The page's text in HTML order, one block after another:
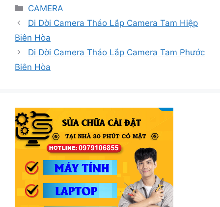
Danh
mục
CAMERA
Di Dời Camera Tháo Lắp Camera Tam Hiệp
Biên Hòa
Di Dời Camera Tháo Lắp Camera Tam Phước
Biên Hòa